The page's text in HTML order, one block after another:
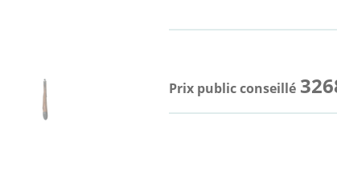
Prix public conseillé